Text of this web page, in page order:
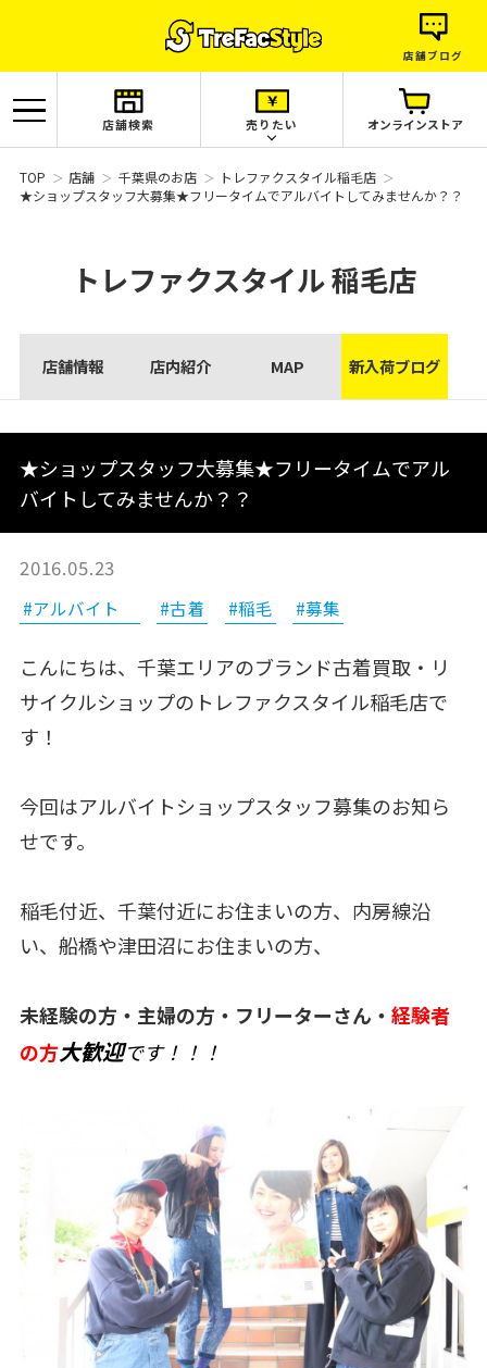
店舗ブログ
店舗検索 売りたい オンラインストア
TOP 店舗 千葉県のお店
トレファクスタイル稲毛店
★ショップスタッフ大募集★フリータイムでアルバイトしてみませんか？？
トレファクスタイル稲毛店
店舗情報 店内紹介 MAP 新入荷ブログ
★ショップスタッフ大募集★フリータイムでアル
バイトしてみませんか？？
2016.05.23
#アルバイト #古着 #稲毛 #募集
こんにちは、千葉エリアのブランド古着買取・リ
サイクルショップのトレファクスタイル稲毛店で
す！
今回はアルバイトショップスタッフ募集のお知ら
せです。
稲毛付近、千葉付近にお住まいの方、内房線沿
い、船橋や津田沼にお住まいの方、
未経験の方・主婦の方・フリーターさん ・ 経験者
の方大歓迎です！！！